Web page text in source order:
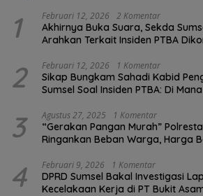
1 Februari 12, 2026 2 Komentar
Akhirnya Buka Suara, Sekda
Arahkan Terkait Insiden PTBA
2 Februari 12, 2026 1 Komentar
Sikap Bungkam Sahadi Kabid
Sumsel Soal Insiden PTBA: Di
3 Agustus 27, 2025 1 Komentar
“Gerakan Pangan Murah”
Ringankan Beban Warga, Harga
4 Februari 9, 2026 1 Komentar
DPRD Sumsel Bakal Investigasi
Kecelakaan Kerja di PT Bukit